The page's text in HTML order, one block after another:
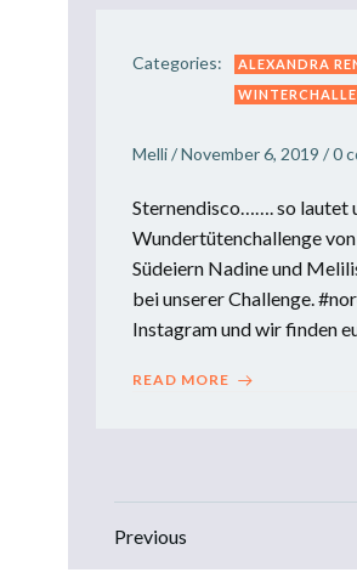
Categories: ALEXANDRA
Melli/November 6, 2019 /0
Sternendisco……. so lautet
Wundertütenchallenge
Südeiern Nadine und
bei unserer Challenge.
Instagram und wir finden
READ MORE
Posts
Previous